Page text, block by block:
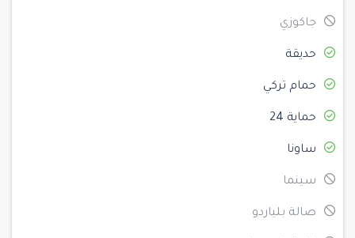
جاكوزي
حديقة
حمام تركي
حماية 24
ساونا
سينما
صالة بلياردو